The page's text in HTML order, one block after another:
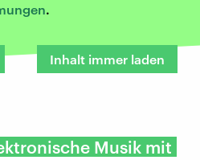
.
Inhalt immer laden
Musik mit